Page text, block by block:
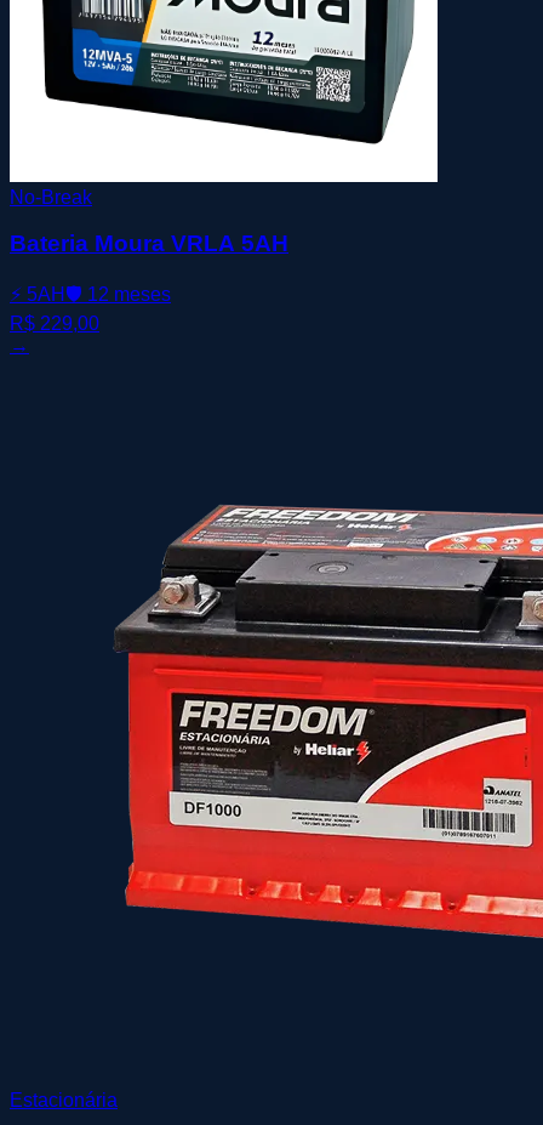
No-Break
Bateria Moura VRLA 5AH
⚡ 5AH 🛡️ 12 meses
R$ 229,00
→
Estacionária